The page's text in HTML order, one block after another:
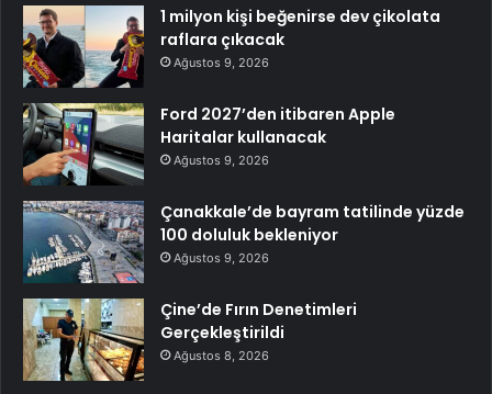
1 milyon kişi beğenirse dev çikolata
raflara çıkacak
Ağustos 9, 2026
Ford 2027’den itibaren Apple
Haritalar kullanacak
Ağustos 9, 2026
Çanakkale’de bayram tatilinde yüzde
100 doluluk bekleniyor
Ağustos 9, 2026
Çine’de Fırın Denetimleri
Gerçekleştirildi
Ağustos 8, 2026